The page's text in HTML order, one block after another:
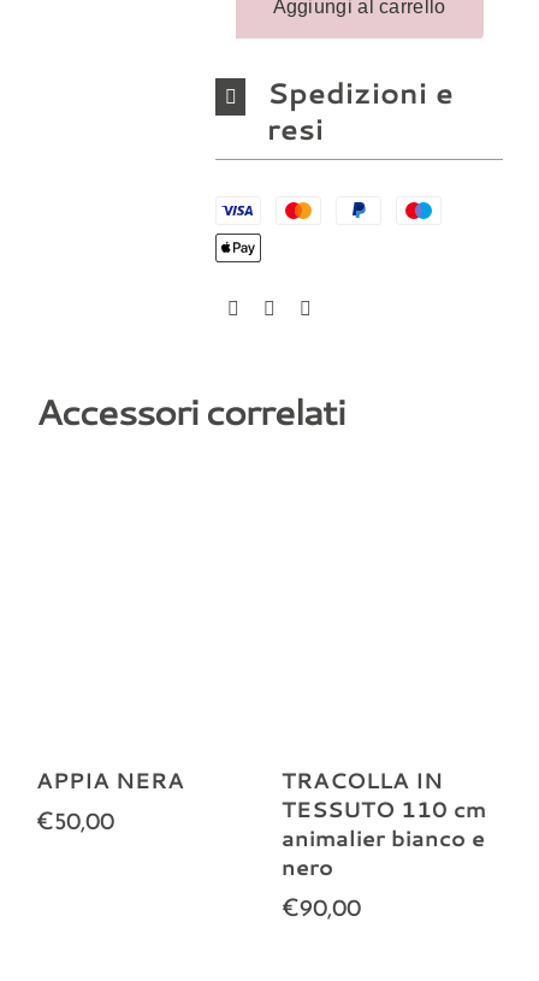
Spedizioni e
resi
Accessori correlati
APPIA NERA
€50,00
TRACOLLA IN
TESSUTO 110 cm
animalier bianco e
nero
€90,00